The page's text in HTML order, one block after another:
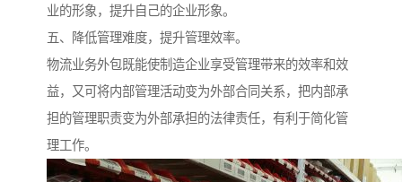
业的形象，提升自己的企业形象。
五、降低管理难度，提升管理效率。
物流业务外包既能使制造企业享受管理带来的效率和效
益，又可将内部管理活动变为外部合同关系，把内部承
担的管理职责变为外部承担的法律责任，有利于简化管
理工作。